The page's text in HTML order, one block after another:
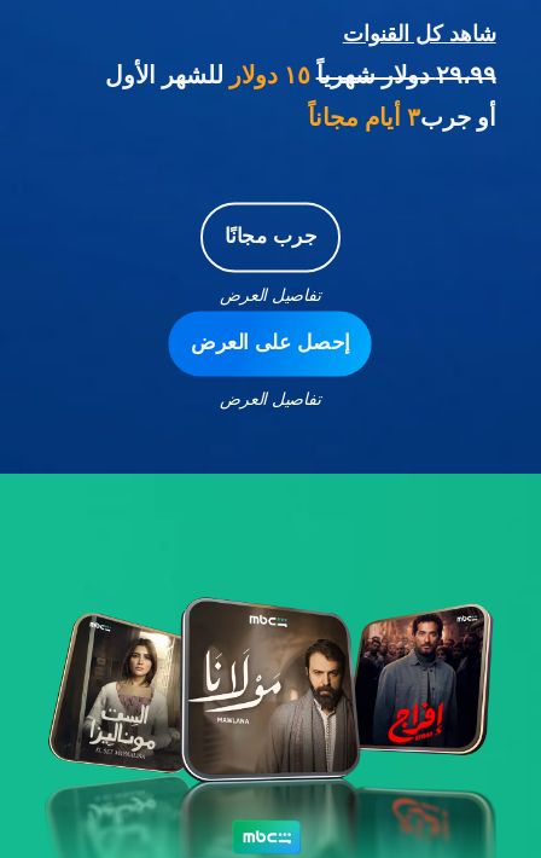
شاهد كل القنوات
٢٩،٩٩ دولار شهرياً ١٥ دولار
للشهر الأول
أو جرب٣ أيام مجاناً
جرب مجانًا
تفاصيل العرض
إحصل على العرض
تفاصيل العرض